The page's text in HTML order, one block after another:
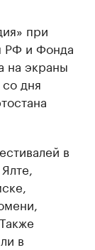
при
РФ и Фонда
на экраны
дня
в
в